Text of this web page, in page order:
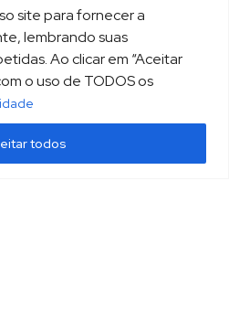
site para fornecer a
lembrando suas
Ao clicar em “Aceitar
o uso de TODOS os
todos